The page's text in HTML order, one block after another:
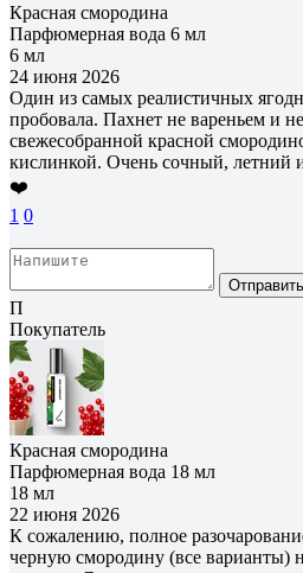
Красная смородина
Парфюмерная вода 6 мл
6 мл
24 июня 2026
Один из самых реалистичных
пробовала. Пахнет не вареньем и
свежесобранной красной
кислинкой. Очень сочный, летний
❤️
1 0
Отправить
П
Покупатель
Красная смородина
Парфюмерная вода 18 мл
18 мл
22 июня 2026
К сожалению, полное
черную смородину (все варианты)